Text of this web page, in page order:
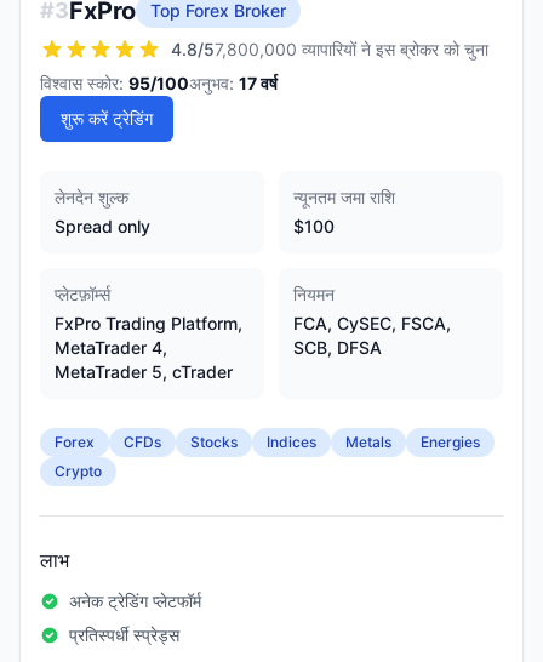
#3FxPro
Top Forex Broker
4.8/57,800,000 व्यापारियों ने इस ब्रोकर को चुना
विश्वास स्कोर: 95/100अनुभव: 17वर्ष
शुरू करें ट्रेडिंग
लेनदेन शुल्क
Spread only
न्यूनतम जमा राशि
$100
प्लेटफ़ॉर्म्स
FxPro Trading Platform,
MetaTrader 4,
MetaTrader 5, cTrader
नियमन
FCA, CySEC, FSCA,
SCB, DFSA
Forex CFDs Stocks Indices Metals
Energies
Crypto
लाभ
अनेक ट्रेडिंग प्लेटफॉर्म
प्रतिस्पर्धी स्प्रेड्स